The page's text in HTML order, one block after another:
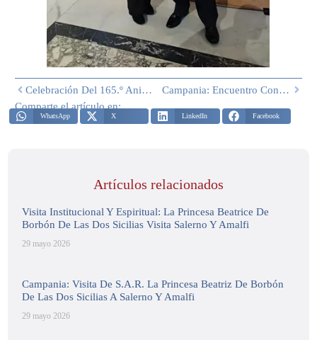
Celebración Del 165.º Aniversario Del Fin Del Asedio De Gaeta De 1860-1861
Campania: Encuentro Con Su Santidad El Papa León XIV En Nápoles
Comparte el artículo en:
WhatsApp X LinkedIn Facebook
Artículos relacionados
Visita Institucional Y Espiritual: La Princesa Beatrice De
Borbón De Las Dos Sicilias Visita Salerno Y Amalfi
29 mayo 2026
Campania: Visita De S.A.R. La Princesa Beatriz De Borbón
De Las Dos Sicilias A Salerno Y Amalfi
29 mayo 2026